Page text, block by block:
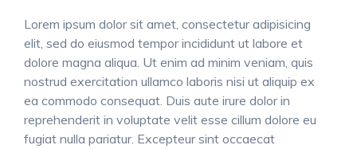
Lorem ipsum dolor sit amet, consectetur adipisicing
elit, sed do eiusmod tempor incididunt ut labore et
dolore magna aliqua. Ut enim ad minim veniam, quis
nostrud exercitation ullamco laboris nisi ut aliquip ex
ea commodo consequat. Duis aute irure dolor in
reprehenderit in voluptate velit esse cillum dolore eu
fugiat nulla pariatur. Excepteur sint occaecat